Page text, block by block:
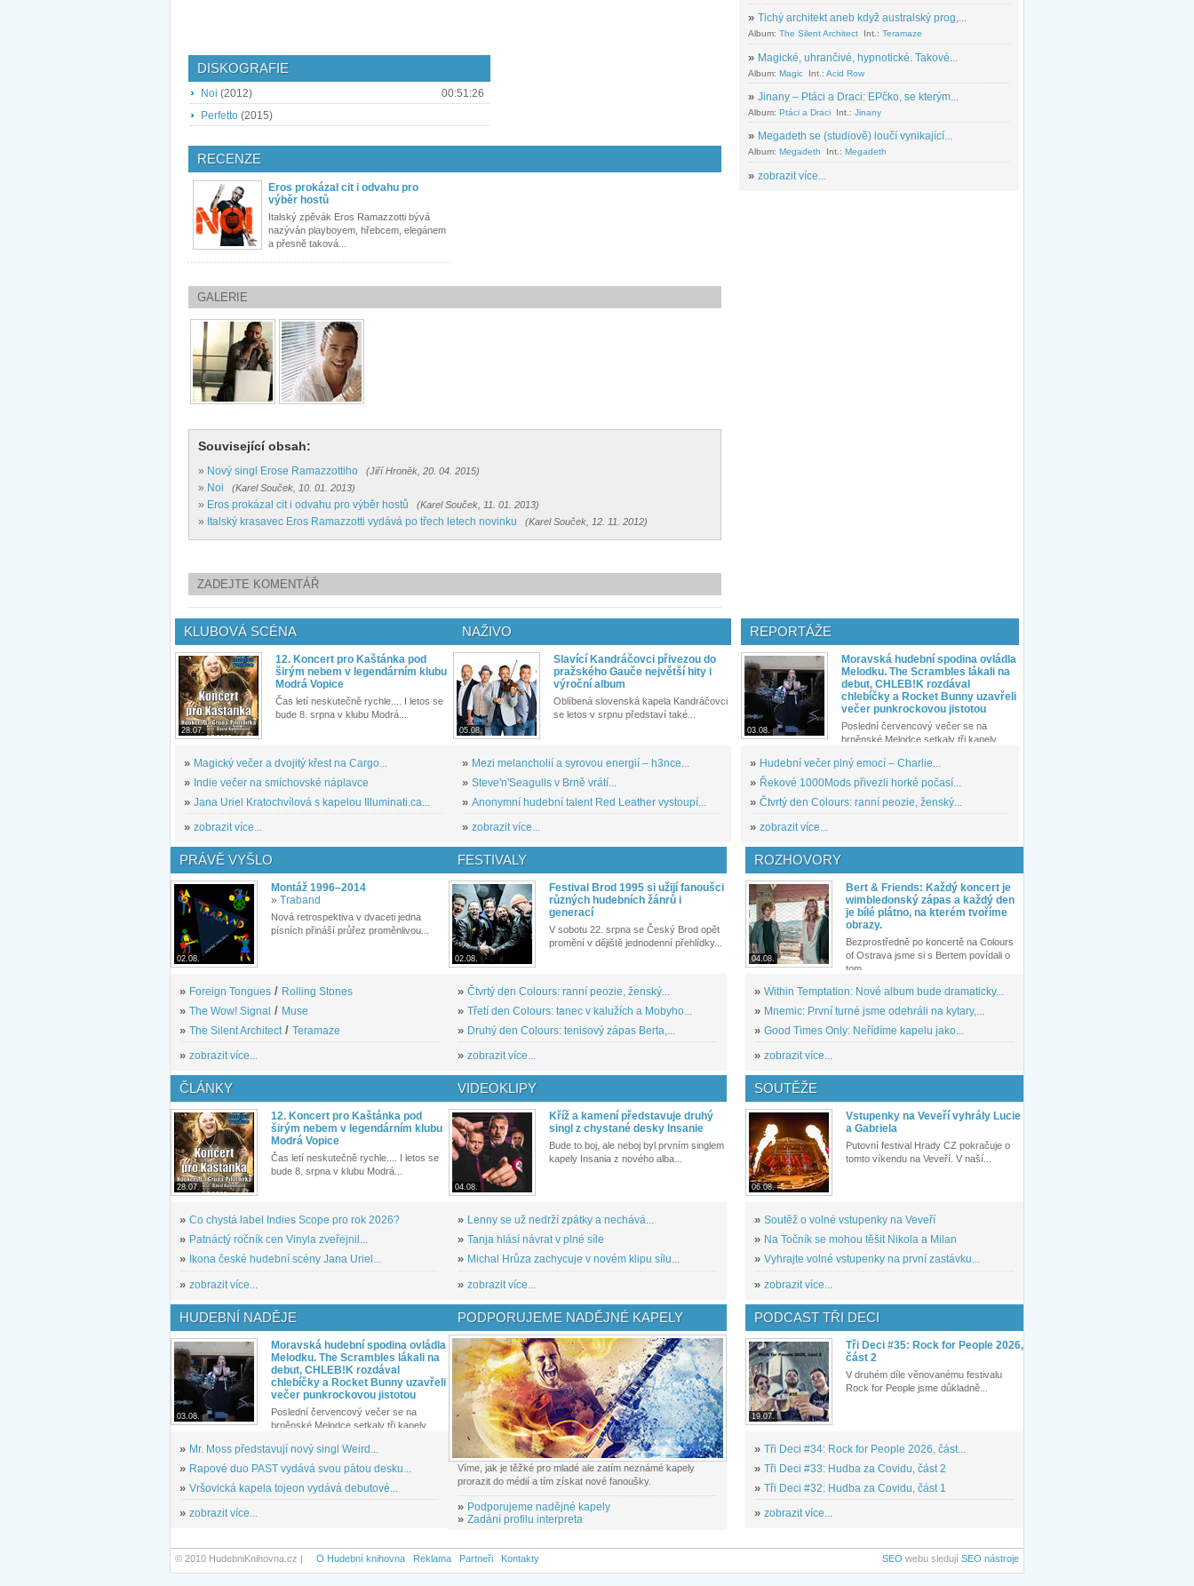
DISKOGRAFIE
Noi (2012)
00:51:26
Perfetto (2015)
RECENZE
Eros prokázal cit i odvahu pro
výběr hostů
Italský zpěvák Eros Ramazzotti bývá
nazýván playboyem, hřebcem, elegánem
a přesně taková...
GALERIE
Související obsah:
» Nový singl Erose Ramazzottiho (Jiří Hroněk, 20. 04. 2015)
» Noi (Karel Souček, 10. 01. 2013)
» Eros prokázal cit i odvahu pro výběr hostů (Karel Souček, 11. 01. 2013)
» Italský krasavec Eros Ramazzotti vydává po třech letech novinku (Karel Souček, 12. 11. 2012)
ZADEJTE KOMENTÁŘ
» Tichý architekt aneb když australský prog,...
Album: The Silent Architect Int.: Teramaze
» Magické, uhrančivé, hypnotické. Takové...
Album: Magic Int.: Acid Row
» Jinany – Ptáci a Draci: EPčko, se kterým...
Album: Ptáci a Draci Int.: Jinany
» Megadeth se (studiově) loučí vynikající...
Album: Megadeth Int.: Megadeth
» zobrazit více...
KLUBOVÁ SCÉNA
28.07.
12. Koncert pro Kaštánka pod
širým nebem v legendárním klubu
Modrá Vopice
Čas letí neskutečně rychle.... I letos se
bude 8. srpna v klubu Modrá...
» Magický večer a dvojitý křest na Cargo...
» Indie večer na smíchovské náplavce
» Jana Uriel Kratochvílová s kapelou Illuminati.ca...
» zobrazit více...
NAŽIVO
05.08.
Slavící Kandráčovci přivezou do
pražského Gauče největší hity i
výroční album
Oblíbená slovenská kapela Kandráčovci
se letos v srpnu představí také...
» Mezi melancholií a syrovou energií – h3nce...
» Steve'n'Seagulls v Brně vrátí...
» Anonymní hudební talent Red Leather vystoupí...
» zobrazit více...
REPORTÁŽE
03.08.
Moravská hudební spodina ovládla
Melodku. The Scrambles lákali na
debut, CHLEB!K rozdával
chlebíčky a Rocket Bunny uzavřeli
večer punkrockovou jistotou
Poslední červencový večer se na
brněnské Melodce setkaly tři kapely...
» Hudební večer plný emocí – Charlie...
» Řekové 1000Mods přivezli horké počasí...
» Čtvrtý den Colours: ranní peozie, ženský...
» zobrazit více...
PRÁVĚ VYŠLO
02.08.
Montáž 1996–2014
» Traband
Nová retrospektiva v dvaceti jedna
písních přináší průřez proměnlivou...
» Foreign Tongues / Rolling Stones
» The Wow! Signal / Muse
» The Silent Architect/ Teramaze
» zobrazit více...
FESTIVALY
02.08.
Festival Brod 1995 si užijí fanoušci
různých hudebních žánrů i
generací
V sobotu 22. srpna se Český Brod opět
promění v dějiště jednodenní přehlídky...
» Čtvrtý den Colours: ranní peozie, ženský...
» Třetí den Colours: tanec v kalužích a Mobyho...
» Druhý den Colours: tenisový zápas Berta,...
» zobrazit více...
ROZHOVORY
04.08.
Bert & Friends: Každý koncert je
wimbledonský zápas a každý den
je bílé plátno, na kterém tvoříme
obrazy.
Bezprostředně po koncertě na Colours
of Ostrava jsme si s Bertem povídali o
tom,...
» Within Temptation: Nové album bude dramaticky...
» Mnemic: První turné jsme odehráli na kytary,...
» Good Times Only: Neřídíme kapelu jako...
» zobrazit více...
ČLÁNKY
28.07.
12. Koncert pro Kaštánka pod
širým nebem v legendárním klubu
Modrá Vopice
Čas letí neskutečně rychle.... I letos se
bude 8. srpna v klubu Modrá...
» Co chystá label Indies Scope pro rok 2026?
» Patnáctý ročník cen Vinyla zveřejnil...
»
Ikona české hudební scény Jana Uriel...
» zobrazit více...
VIDEOKLIPY
04.08.
Kříž a kamení představuje druhý
singl z chystané desky Insanie
Bude to boj, ale neboj byl prvním singlem
kapely Insania z nového alba...
» Lenny se už nedrží zpátky a nechává...
» Tanja hlásí návrat v plné síle
» Michal Hrůza zachycuje v novém klipu sílu...
» zobrazit více...
SOUTĚŽE
06.08.
Vstupenky na Veveří vyhrály Lucie
a Gabriela
Putovní festival Hrady CZ pokračuje o
tomto víkendu na Veveří. V naší...
» Soutěž o volné vstupenky na Veveří
» Na Točník se mohou těšit Nikola a Milan
» Vyhrajte volné vstupenky na první zastávku...
» zobrazit více...
HUDEBNÍ NADĚJE
03.08.
Moravská hudební spodina ovládla
Melodku. The Scrambles lákali na
debut, CHLEB!K rozdával
chlebíčky a Rocket Bunny uzavřeli
večer punkrockovou jistotou
Poslední červencový večer se na
brněnské Melodce setkaly tři kapely...
» Mr. Moss představují nový singl Weird...
» Rapové duo PAST vydává svou pátou desku...
» Vršovická kapela tojeon vydává debutové...
» zobrazit více...
PODPORUJEME NADĚJNÉ KAPELY
Víme, jak je těžké pro mladé ale zatím neznámé kapely
prorazit do médií a tím získat nové fanoušky.
» Podporujeme nadějné kapely
» Zadání profilu interpreta
PODCAST TŘI DECI
19.07.
Tři Deci #35: Rock for People 2026,
část 2
V druhém díle věnovanému festivalu
Rock for People jsme důkladně...
» Tři Deci #34: Rock for People 2026, část...
» Tři Deci #33: Hudba za Covidu, část 2
» Tři Deci #32: Hudba za Covidu, část 1
» zobrazit více...
© 2010 HudebniKnihovna.cz | O Hudební knihovna Reklama Partneři Kontakty SEO webu sledují SEO nástroje